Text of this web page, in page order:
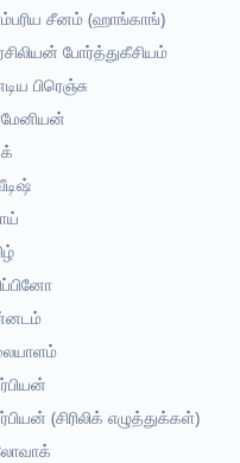
சீனம் (ஹாங்காங்)
போர்த்துகீசியம்
பிரெஞ்சு
(சிரிலிக் எழுத்துக்கள்)